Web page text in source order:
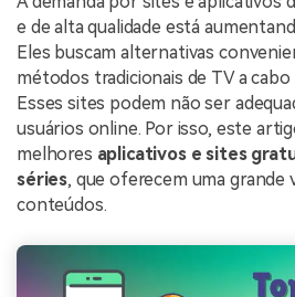
e de alta qualidade está
Eles buscam alternativas
métodos tradicionais de TV a cabo
Esses sites podem não ser
usuários online. Por isso, este
melhores aplicativos e sites
séries, que oferecem uma grande
conteúdos.